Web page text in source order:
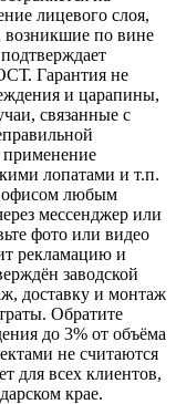
лицевого слоя,
возникшие по вине
Гарантия не
и царапины,
связанные с
лопатами и т.п.
офисом любым
мессенджер или
фото или видео
рекламацию и
заводской
доставку и монтаж
Обратите
до 3% от объёма
не считаются
для всех клиентов,
крае.